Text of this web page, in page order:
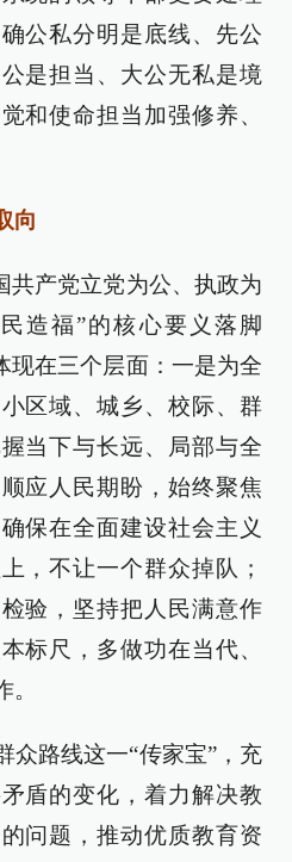
公私分明是底线、先公
是担当、大公无私是境
和使命担当加强修养、
向
共产党立党为公、执政为
造福”的核心要义落脚
现在三个层面：一是为全
区域、城乡、校际、群
当下与长远、局部与全
应人民期盼，始终聚焦
保在全面建设社会主义
，不让一个群众掉队；
验，坚持把人民满意作
标尺，多做功在当代、
众路线这一“传家宝”，充
盾的变化，着力解决教
问题，推动优质教育资